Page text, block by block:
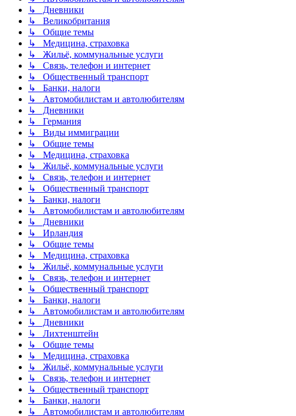
↳ Дневники
↳ Великобритания
↳ Общие темы
↳ Медицина, страховка
↳ Жильё, коммунальные услуги
↳ Связь, телефон и интернет
↳ Общественный транспорт
↳ Банки, налоги
↳ Автомобилистам и автолюбителям
↳ Дневники
↳ Германия
↳ Виды иммиграции
↳ Общие темы
↳ Медицина, страховка
↳ Жильё, коммунальные услуги
↳ Связь, телефон и интернет
↳ Общественный транспорт
↳ Банки, налоги
↳ Автомобилистам и автолюбителям
↳ Дневники
↳ Ирландия
↳ Общие темы
↳ Медицина, страховка
↳ Жильё, коммунальные услуги
↳ Связь, телефон и интернет
↳ Общественный транспорт
↳ Банки, налоги
↳ Автомобилистам и автолюбителям
↳ Дневники
↳ Лихтенштейн
↳ Общие темы
↳ Медицина, страховка
↳ Жильё, коммунальные услуги
↳ Связь, телефон и интернет
↳ Общественный транспорт
↳ Банки, налоги
↳ Автомобилистам и автолюбителям